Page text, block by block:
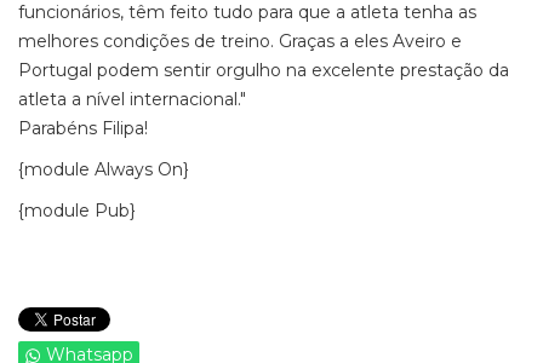
funcionários, têm feito tudo para que a atleta tenha as
melhores condições de treino. Graças a eles Aveiro e
Portugal podem sentir orgulho na excelente prestação da
atleta a nível internacional."
Parabéns Filipa!
{module Always On}
{module Pub}
Whatsapp